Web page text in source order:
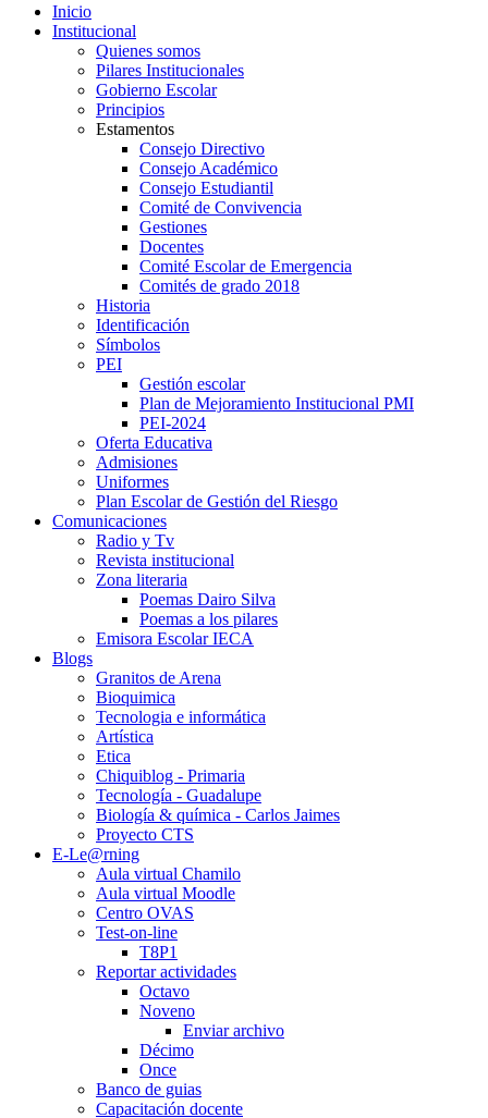
Inicio
Institucional
Quienes somos
Pilares Institucionales
Gobierno Escolar
Principios
Estamentos
Consejo Directivo
Consejo Académico
Consejo Estudiantil
Comité de Convivencia
Gestiones
Docentes
Comité Escolar de Emergencia
Comités de grado 2018
Historia
Identificación
Símbolos
PEI
Gestión escolar
Plan de Mejoramiento Institucional PMI
PEI-2024
Oferta Educativa
Admisiones
Uniformes
Plan Escolar de Gestión del Riesgo
Comunicaciones
Radio y Tv
Revista institucional
Zona literaria
Poemas Dairo Silva
Poemas a los pilares
Emisora Escolar IECA
Blogs
Granitos de Arena
Bioquimica
Tecnologia e informática
Artística
Etica
Chiquiblog - Primaria
Tecnología - Guadalupe
Biología & química - Carlos Jaimes
Proyecto CTS
E-Le@rning
Aula virtual Chamilo
Aula virtual Moodle
Centro OVAS
Test-on-line
T8P1
Reportar actividades
Octavo
Noveno
Enviar archivo
Décimo
Once
Banco de guias
Capacitación docente